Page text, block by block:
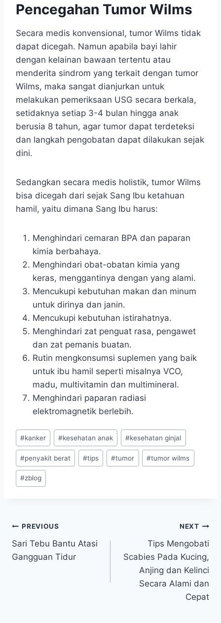
Pencegahan Tumor Wilms
Secara medis konvensional, tumor Wilms tidak
dapat dicegah. Namun apabila bayi lahir
dengan kelainan bawaan tertentu atau
menderita sindrom yang terkait dengan tumor
Wilms, maka sangat dianjurkan untuk
melakukan pemeriksaan USG secara berkala,
setidaknya setiap 3-4 bulan hingga anak
berusia 8 tahun, agar tumor dapat terdeteksi
dan langkah pengobatan dapat dilakukan sejak
dini.
Sedangkan secara medis holistik, tumor Wilms
bisa dicegah dari sejak Sang Ibu ketahuan
hamil, yaitu dimana Sang Ibu harus:
Menghindari cemaran BPA dan paparan
kimia berbahaya.
Menghindari obat-obatan kimia yang
keras, menggantinya dengan yang alami.
Mencukupi kebutuhan makan dan minum
untuk dirinya dan janin.
Mencukupi kebutuhan istirahatnya.
Menghindari zat penguat rasa, pengawet
dan zat pemanis buatan.
Rutin mengkonsumsi suplemen yang baik
untuk ibu hamil seperti misalnya VCO,
madu, multivitamin dan multimineral.
Menghindari paparan radiasi
elektromagnetik berlebih.
Post
Tags:
#kanker #kesehatan anak #kesehatan ginjal
#penyakit berat #tips #tumor #tumor wilms
#zblog
Navigasi
pos
PREVIOUS
Sari Tebu Bantu Atasi
Gangguan Tidur
NEXT
Tips Mengobati
Scabies Pada Kucing,
Anjing dan Kelinci
Secara Alami dan
Cepat